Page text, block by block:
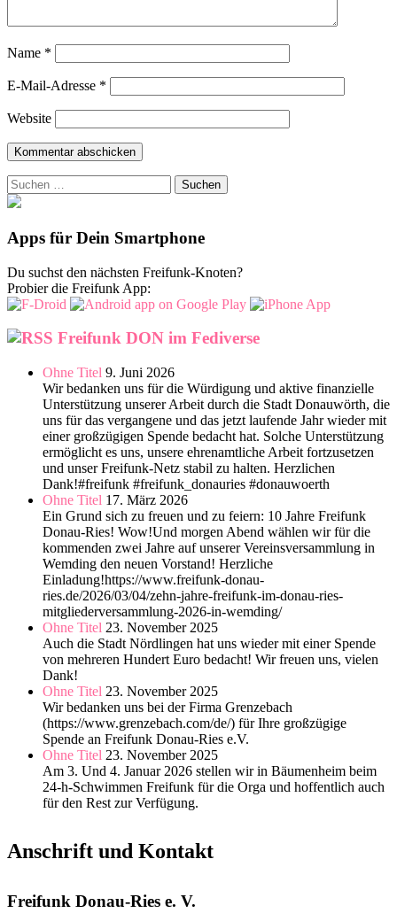
Name *
E-Mail-Adresse *
Website
Suchen
nach:
Apps für Dein Smartphone
Du suchst den nächsten Freifunk-Knoten?
Probier die Freifunk App:
Freifunk DON im Fediverse
Ohne Titel 9. Juni 2026
Wir bedanken uns für die Würdigung und aktive finanzielle
Unterstützung unserer Arbeit durch die Stadt Donauwörth, die
uns für das vergangene und das jetzt laufende Jahr wieder mit
einer großzügigen Spende bedacht hat. Solche Unterstützung
ermöglicht es uns, unsere ehrenamtliche Arbeit fortzusetzen
und unser Freifunk-Netz stabil zu halten. Herzlichen
Dank!#freifunk #freifunk_donauries #donauwoerth
Ohne Titel 17. März 2026
Ein Grund sich zu freuen und zu feiern: 10 Jahre Freifunk
Donau-Ries! Wow!Und morgen Abend wählen wir für die
kommenden zwei Jahre auf unserer Vereinsversammlung in
Wemding den neuen Vorstand! Herzliche
Einladung!https://www.freifunk-donau-
ries.de/2026/03/04/zehn-jahre-freifunk-im-donau-ries-
mitgliederversammlung-2026-in-wemding/
Ohne Titel 23. November 2025
Auch die Stadt Nördlingen hat uns wieder mit einer Spende
von mehreren Hundert Euro bedacht! Wir freuen uns, vielen
Dank!
Ohne Titel 23. November 2025
Wir bedanken uns bei der Firma Grenzebach
(https://www.grenzebach.com/de/) für Ihre großzügige
Spende an Freifunk Donau-Ries e.V.
Ohne Titel 23. November 2025
Am 3. Und 4. Januar 2026 stellen wir in Bäumenheim beim
24-h-Schwimmen Freifunk für die Orga und hoffentlich auch
für den Rest zur Verfügung.
Anschrift und Kontakt
Freifunk Donau-Ries e. V.